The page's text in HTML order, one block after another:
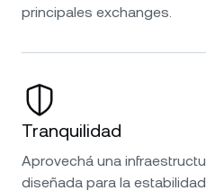
principales exchanges.
Tranquilidad
Aprovechá una
diseñada para la